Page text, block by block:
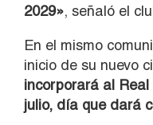
2029», señaló el
En el mismo
inicio de su nuevo
incorporará al
julio, día que dará